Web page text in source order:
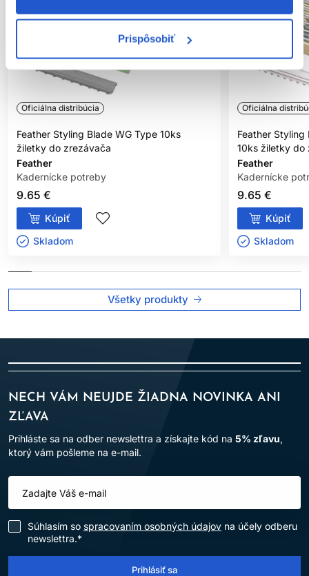
Prispôsobiť
Oficiálna distribúcia
Feather Styling Blade WG Type 10ks
žiletky do zrezávača
Feather
Kadernícke potreby
9.65 €
Kúpiť
Skladom ㅤ
Oficiálna
Feather Styling
10ks žiletky do
Feather
Kadernícke
9.65 €
Kúpiť
Skladom ㅤ
Všetky produkty
NECH VÁM NEUJDE ŽIADNA NOVINKA ANI
ZĽAVA
Prihláste sa na odber newslettra a získajte kód na 5% zľavu,
ktorý vám pošleme na e-mail.
Súhlasím so spracovaním osobných údajov na účely odberu
newslettra.*
Prihlásiť sa